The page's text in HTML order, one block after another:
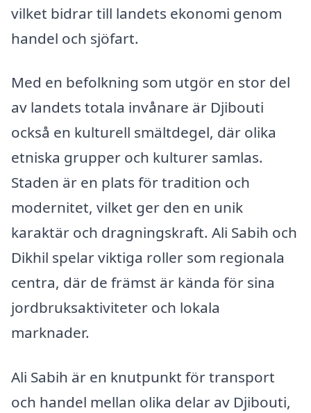
vilket bidrar till landets ekonomi genom
handel och sjöfart.
Med en befolkning som utgör en stor del
av landets totala invånare är Djibouti
också en kulturell smältdegel, där olika
etniska grupper och kulturer samlas.
Staden är en plats för tradition och
modernitet, vilket ger den en unik
karaktär och dragningskraft. Ali Sabih och
Dikhil spelar viktiga roller som regionala
centra, där de främst är kända för sina
jordbruksaktiviteter och lokala
marknader.
Ali Sabih är en knutpunkt för transport
och handel mellan olika delar av Djibouti,